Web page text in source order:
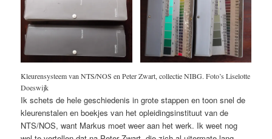
Kleurensysteem van NTS/NOS en Peter Zwart, collectie NIBG. Foto’s Liselotte
Doeswijk
Ik schets de hele geschiedenis in grote stappen en toon snel de
kleurenstalen en boekjes van het opleidingsinstituut van de
NTS/NOS, want Markus moet weer aan het werk. Ik weet nog